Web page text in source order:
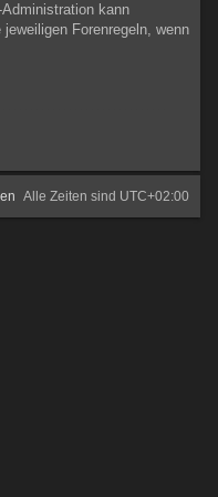
kann
Forenregeln, wenn
Alle Zeiten sind UTC+02:00